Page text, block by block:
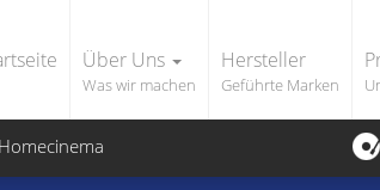
Über Uns
Was wir machen
Hersteller
Geführte Marken
Homecinema